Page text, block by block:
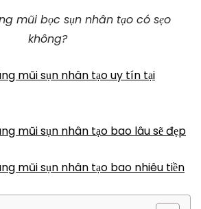
mũi bọc sụn nhân tạo có sẹo
không?
mũi sụn nhân tạo uy tín tại
mũi sụn nhân tạo bao lâu sẽ đẹp
mũi sụn nhân tạo bao nhiêu tiền